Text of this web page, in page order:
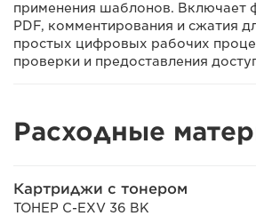
применения шаблонов. Включает
PDF, комментирования и сжатия
простых цифровых рабочих
проверки и предоставления
Расходные
Картриджи с тонером
ТОНЕР C-EXV 36 BK